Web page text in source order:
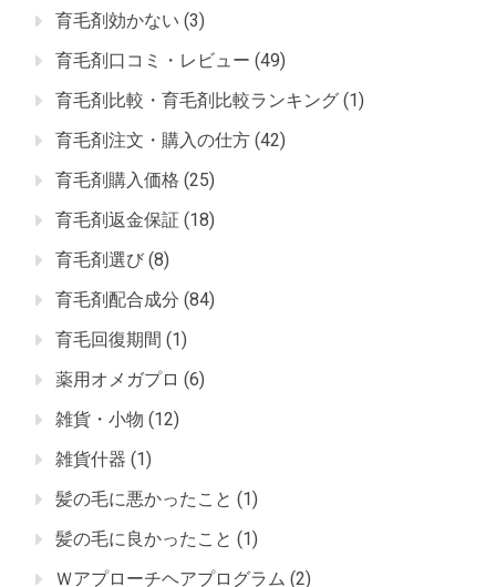
育毛剤効かない (3)
育毛剤口コミ・レビュー (49)
育毛剤比較・育毛剤比較ランキング (1)
育毛剤注文・購入の仕方 (42)
育毛剤購入価格 (25)
育毛剤返金保証 (18)
育毛剤選び (8)
育毛剤配合成分 (84)
育毛回復期間 (1)
薬用オメガプロ (6)
雑貨・小物 (12)
雑貨什器 (1)
髪の毛に悪かったこと (1)
髪の毛に良かったこと (1)
Ｗアプローチヘアプログラム (2)